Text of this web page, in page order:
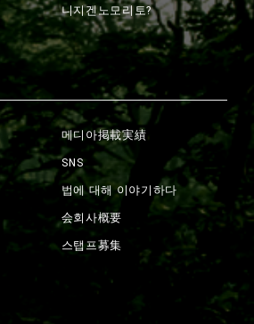
니지겐노모리토?
메디아掲載実績
SNS
법에 대해 이야기하다
会회사概要
스탭프募集